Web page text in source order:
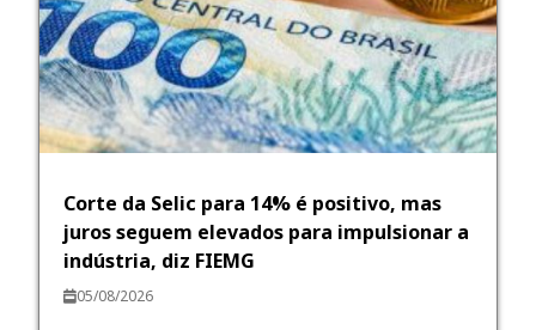
Corte da Selic para 14% é positivo, mas
juros seguem elevados para impulsionar a
indústria, diz FIEMG
05/08/2026